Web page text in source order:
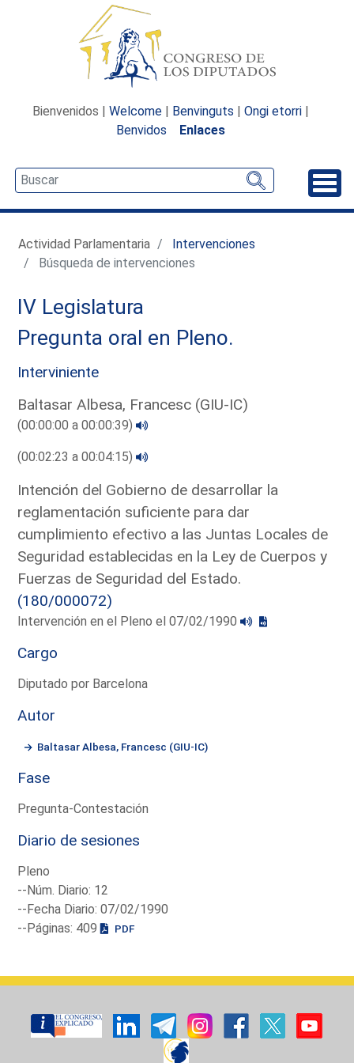
Bienvenidos | Welcome | Benvinguts | Ongi etorri |
Benvidos
Enlaces
Actividad Parlamentaria
Intervenciones
Búsqueda de intervenciones
IV Legislatura
Pregunta oral en Pleno.
Interviniente
Baltasar Albesa, Francesc (GIU-IC)
(00:00:00 a 00:00:39)
(00:02:23 a 00:04:15)
Intención del Gobierno de desarrollar la
reglamentación suficiente para dar
cumplimiento efectivo a las Juntas Locales de
Seguridad establecidas en la Ley de Cuerpos y
Fuerzas de Seguridad del Estado.
(180/000072)
Intervención en el Pleno el 07/02/1990
Cargo
Diputado por Barcelona
Autor
Baltasar Albesa, Francesc (GIU-IC)
Fase
Pregunta-Contestación
Diario de sesiones
Pleno
--Núm. Diario: 12
--Fecha Diario: 07/02/1990
--Páginas: 409
PDF